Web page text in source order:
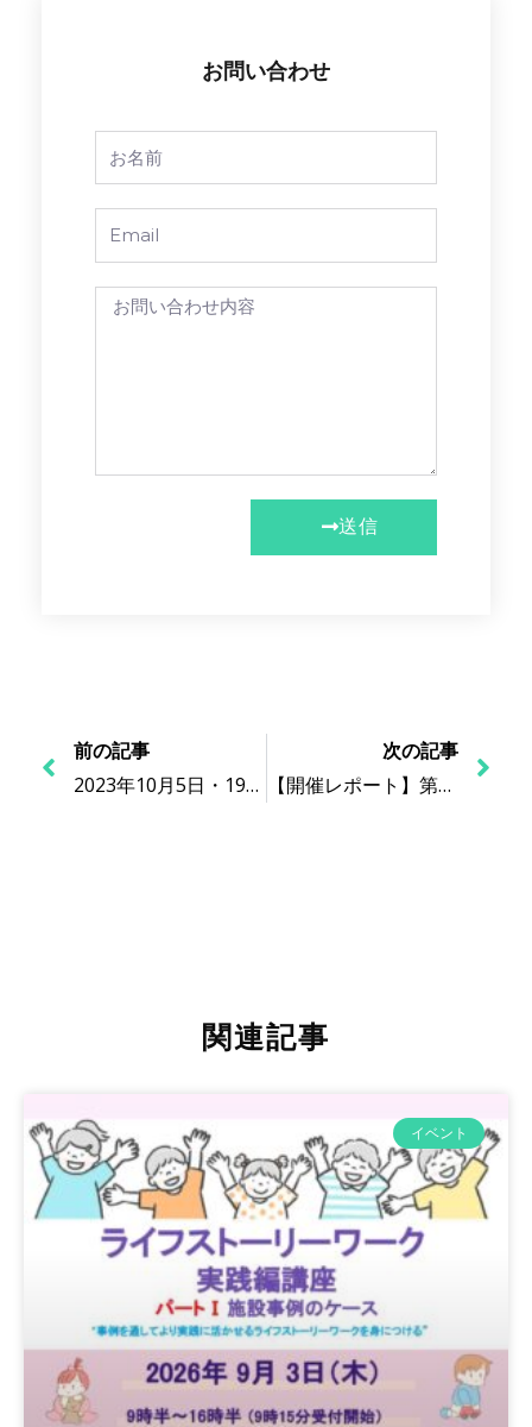
お問い合わせ
送信
前の記事
2023年10月5日・19日開催 | ライフストーリーワーク応用編セミナ－のご案内
次の記事
【開催レポート】第1回 生活の中のライフストーリーワークセミナー（2023年9月15日開催）
関連記事
イベント